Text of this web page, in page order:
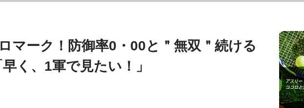
ーク！防御率0・00と＂無双＂続ける
く、1軍で見たい！」